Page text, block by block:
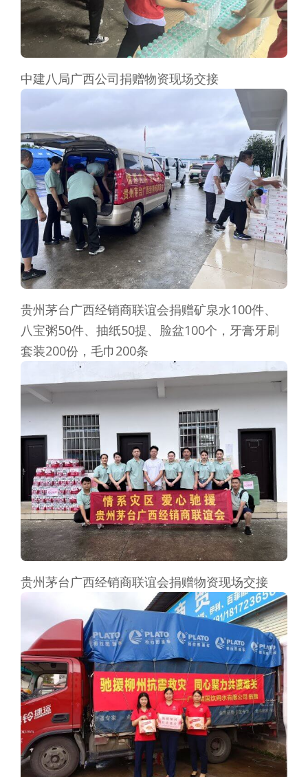
中建八局广西公司捐赠物资现场交接
贵州茅台广西经销商联谊会捐赠矿泉水100件、
八宝粥50件、抽纸50提、脸盆100个，牙膏牙刷
套装200份，毛巾200条
贵州茅台广西经销商联谊会捐赠物资现场交接